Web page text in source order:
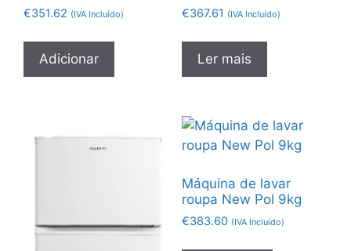
€351.62 (IVA Incluído)
Adicionar
€367.61 (IVA Incluído)
Ler mais
Máquina de lavar
roupa New Pol 9kg
€383.60 (IVA Incluído)